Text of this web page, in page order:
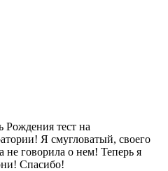
Рождения тест на
Я смугловатый, своего
не говорила о нем! Теперь я
Спасибо!